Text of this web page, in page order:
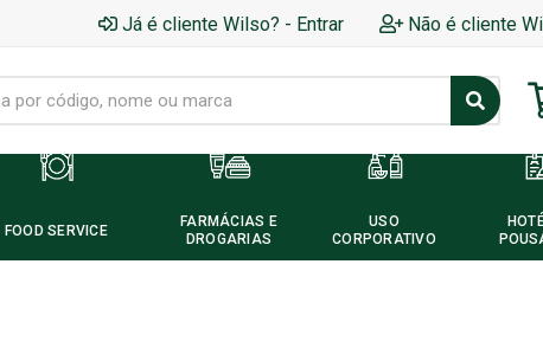
Já é cliente Wilso? - Entrar Não é cliente
FOOD SERVICE
FARMÁCIAS E
DROGARIAS
USO
CORPORATIVO